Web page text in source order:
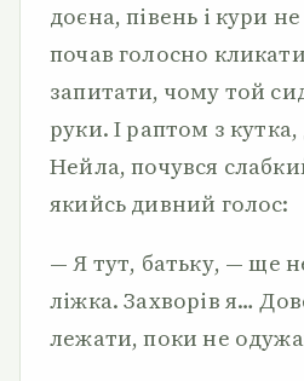
доєна, півень і кури
почав голосно
запитати, чому той
руки. І раптом з
Нейла, почувся
якийсь дивний голос:
— Я тут, батьку, — ще
ліжка. Захворів я…
лежати, поки не